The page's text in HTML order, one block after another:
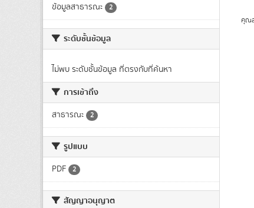
ข้อมูลสาธารณะ 2
ระดับชั้นข้อมูล
ไม่พบ ระดับชั้นข้อมูล ที่ตรงกับที่ค้นหา
การเข้าถึง
สาธารณะ 2
รูปแบบ
PDF 2
สัญญาอนุญาต
คุณ